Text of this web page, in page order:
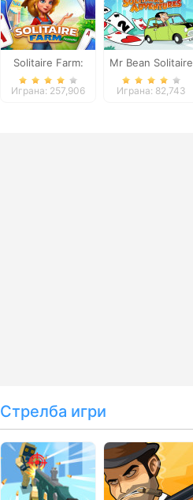
Solitaire Farm:
Seasons
Играна: 257,906
Mr Bean Solitaire
Adventures
Играна: 82,743
Стрелба игри